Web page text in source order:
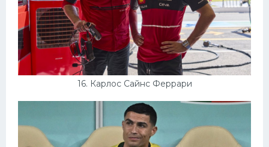
16. Карлос Сайнс Феррари